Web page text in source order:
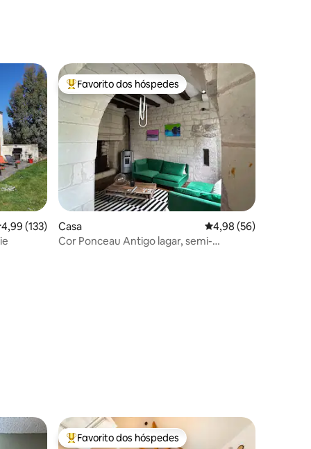
média de 4,99 em 5 estrelas, 133avaliações
4,99 (133)
Favoritos dos hóspedes mais apreciados
Favorito dos hóspedes
Casa Classificação média
4,98 (56)
Cor Ponceau Antigo lagar, semi-
Favoritos dos hóspedes mais apreciados
Favorito dos hóspedes